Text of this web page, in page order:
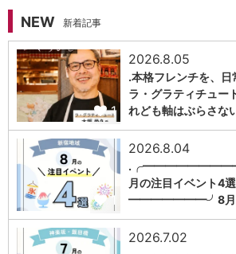
NEW 新着記事
1
2026.8.05
.本格フレンチを、日
ラ・グラティチュー
れども軸はぶらさな
1
2026.8.04
月の注目イベン
━━━━━━━╯8月の
2026.7.02